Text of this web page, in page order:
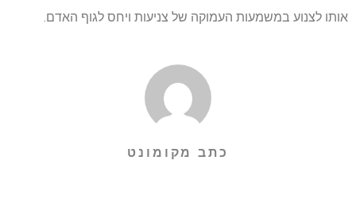
אותו לצנוע במשמעות העמוקה של צניעות ויחס לגוף האדם.
כתב מקומונט